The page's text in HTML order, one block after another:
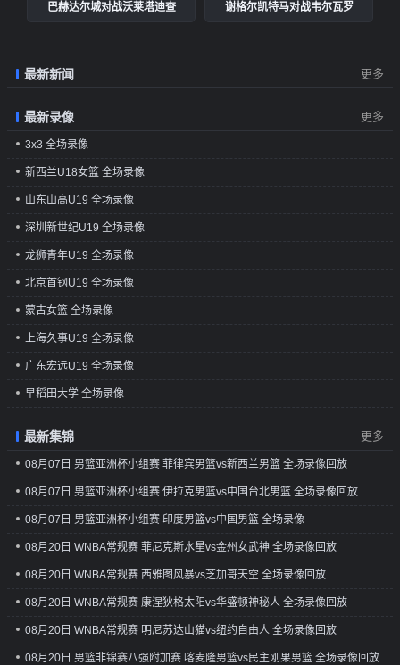
巴赫达尔城对战沃莱塔迪查 谢格尔凯特马对战韦尔瓦罗
最新新闻 更多
最新录像 更多
3x3 全场录像
新西兰U18女篮 全场录像
山东山高U19 全场录像
深圳新世纪U19 全场录像
龙狮青年U19 全场录像
北京首钢U19 全场录像
蒙古女篮 全场录像
上海久事U19 全场录像
广东宏远U19 全场录像
早稻田大学 全场录像
最新集锦 更多
08月07日 男篮亚洲杯小组赛 菲律宾男篮vs新西兰男篮 全场录像回放
08月07日 男篮亚洲杯小组赛 伊拉克男篮vs中国台北男篮 全场录像回放
08月07日 男篮亚洲杯小组赛 印度男篮vs中国男篮 全场录像
08月20日 WNBA常规赛 菲尼克斯水星vs金州女武神 全场录像回放
08月20日 WNBA常规赛 西雅图风暴vs芝加哥天空 全场录像回放
08月20日 WNBA常规赛 康涅狄格太阳vs华盛顿神秘人 全场录像回放
08月20日 WNBA常规赛 明尼苏达山猫vs纽约自由人 全场录像回放
08月20日 男篮非锦赛八强附加赛 喀麦隆男篮vs民主刚果男篮 全场录像回放